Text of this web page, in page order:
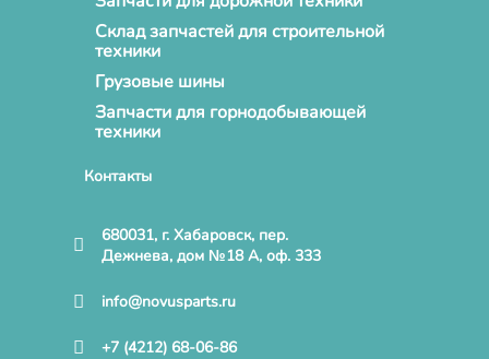
Склад запчастей для строительной
техники
Грузовые шины
Запчасти для горнодобывающей
техники
Контакты
680031, г. Хабаровск, пер.
Дежнева, дом №18 А, оф. 333
info@novusparts.ru
+7 (4212) 68-06-86